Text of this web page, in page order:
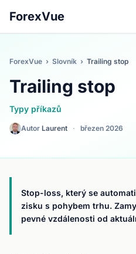
ForexVue
ForexVue › Slovník › Trailing stop
Trailing stop
Typy příkazů
Autor Laurent · březen 2026
Stop-loss, který se
zisku s pohybem trhu.
pevné vzdálenosti od